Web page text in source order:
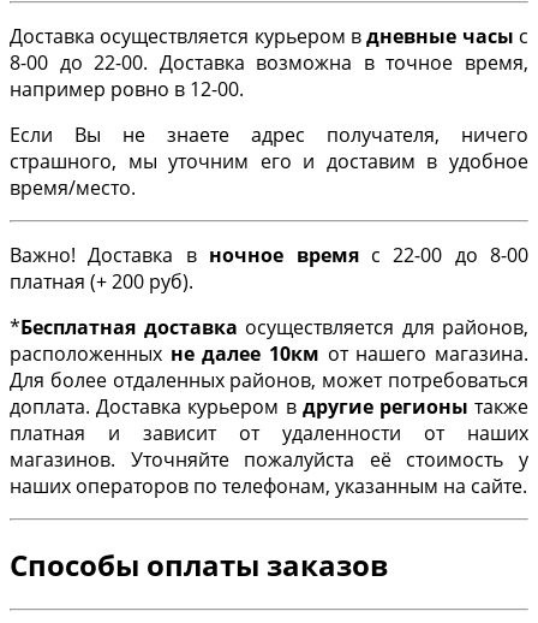
Доставка осуществляется курьером вдневные часы с
8-00 до 22-00. Доставка возможна в точное время,
например ровно в 12-00.
Если Вы не знаете адрес получателя, ничего
страшного, мы уточним его и доставим в удобное
время/место.
Важно! Доставка в ночное времяс 22-00 до 8-00
платная (+ 200 руб).
*Бесплатная доставка осуществляется для районов,
расположенных не далее 10км от нашего магазина.
Для более отдаленных районов, может потребоваться
доплата. Доставка курьером в другие регионы также
платная и зависит от удаленности от наших
магазинов. Уточняйте пожалуйста её стоимость у
наших операторов по телефонам, указанным на сайте.
Способы оплаты заказов